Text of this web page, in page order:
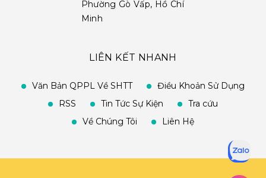
Phường Gò Vấp, Hồ Chí
Minh
LIÊN KẾT NHANH
Văn Bản QPPL Về SHTT
Điều Khoản Sử Dụng
RSS
Tin Tức Sự Kiện
Tra cứu
Về Chúng Tôi
Liên Hệ